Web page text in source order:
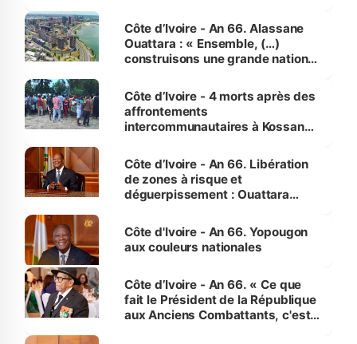
enfants
Côte d’Ivoire - An 66. Alassane
Ouattara : « Ensemble, (…)
construisons une grande nation
générations futures »
Côte d’Ivoire - 4 morts après des
affrontements
intercommunautaires à Kossandji
milieu des sinistrés
Côte d’Ivoire - An 66. Libération
de zones à risque et
déguerpissement : Ouattara
l'Etat de droit pour préserver les
vies humaines »
Côte d'Ivoire - An 66. Yopougon
aux couleurs nationales
Côte d’Ivoire - An 66. « Ce que
fait le Président de la République
aux Anciens Combattants, c'est